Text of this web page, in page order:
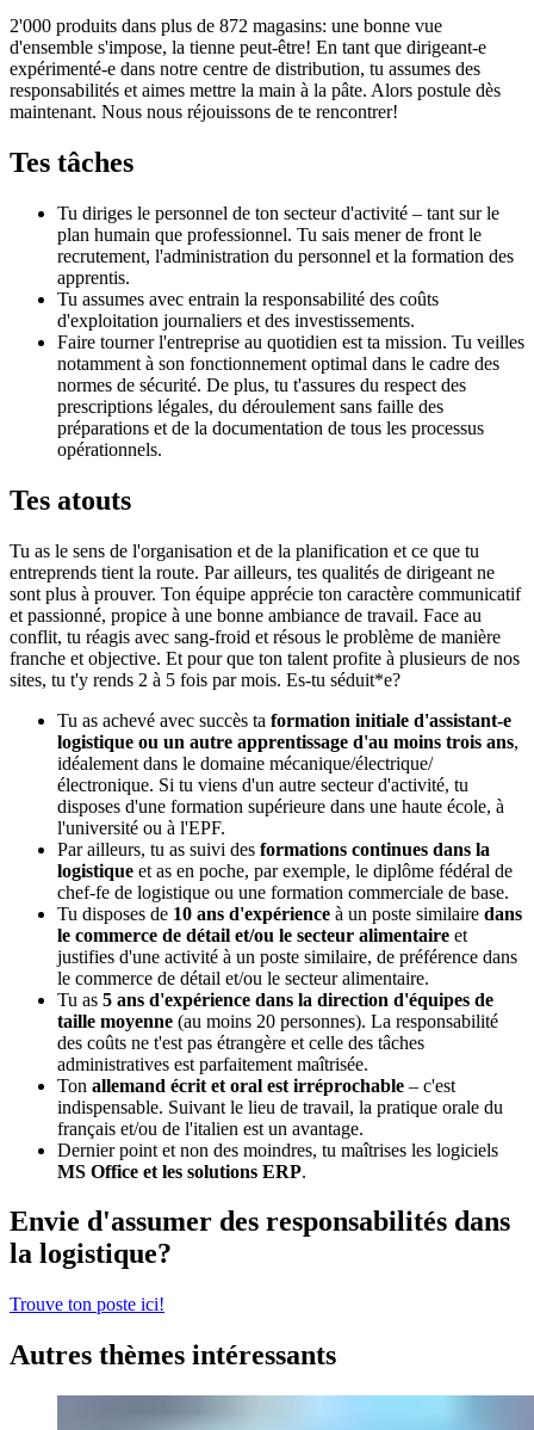
2'000 produits dans plus de 872 magasins: une bonne vue
d'ensemble s'impose, la tienne peut-être! En tant que dirigeant-e
expérimenté-e dans notre centre de distribution, tu assumes des
responsabilités et aimes mettre la main à la pâte. Alors postule dès
maintenant. Nous nous réjouissons de te rencontrer!
Tes tâches
Tu diriges le personnel de ton secteur d'activité – tant sur le
plan humain que professionnel. Tu sais mener de front le
recrutement, l'administration du personnel et la formation des
apprentis.
Tu assumes avec entrain la responsabilité des coûts
d'exploitation journaliers et des investissements.
Faire tourner l'entreprise au quotidien est ta mission. Tu veilles
notamment à son fonctionnement optimal dans le cadre des
normes de sécurité. De plus, tu t'assures du respect des
prescriptions légales, du déroulement sans faille des
préparations et de la documentation de tous les processus
opérationnels.
Tes atouts
Tu as le sens de l'organisation et de la planification et ce que tu
entreprends tient la route. Par ailleurs, tes qualités de dirigeant ne
sont plus à prouver. Ton équipe apprécie ton caractère communicatif
et passionné, propice à une bonne ambiance de travail. Face au
conflit, tu réagis avec sang-froid et résous le problème de manière
franche et objective. Et pour que ton talent profite à plusieurs de nos
sites, tu t'y rends 2 à 5 fois par mois. Es-tu séduit*e?
Tu as achevé avec succès ta formation initiale d'assistant-e
logistique ou un autre apprentissage d'au moins trois ans,
idéalement dans le domaine mécanique/électrique/
électronique. Si tu viens d'un autre secteur d'activité, tu
disposes d'une formation supérieure dans une haute école, à
l'université ou à l'EPF.
Par ailleurs, tu as suivi des formations continues dans la
logistique et as en poche, par exemple, le diplôme fédéral de
chef-fe de logistique ou une formation commerciale de base.
Tu disposes de 10 ans d'expérience à un poste similaire dans
le commerce de détail et/ou le secteur alimentaire et
justifies d'une activité à un poste similaire, de préférence dans
le commerce de détail et/ou le secteur alimentaire.
Tu as 5 ans d'expérience dans la direction d'équipes de
taille moyenne (au moins 20 personnes). La responsabilité
des coûts ne t'est pas étrangère et celle des tâches
administratives est parfaitement maîtrisée.
Ton allemand écrit et oral est irréprochable – c'est
indispensable. Suivant le lieu de travail, la pratique orale du
français et/ou de l'italien est un avantage.
Dernier point et non des moindres, tu maîtrises les logiciels
MS Office et les solutions ERP.
Envie d'assumer des responsabilités dans
la logistique?
Trouve ton poste ici!
Autres thèmes intéressants